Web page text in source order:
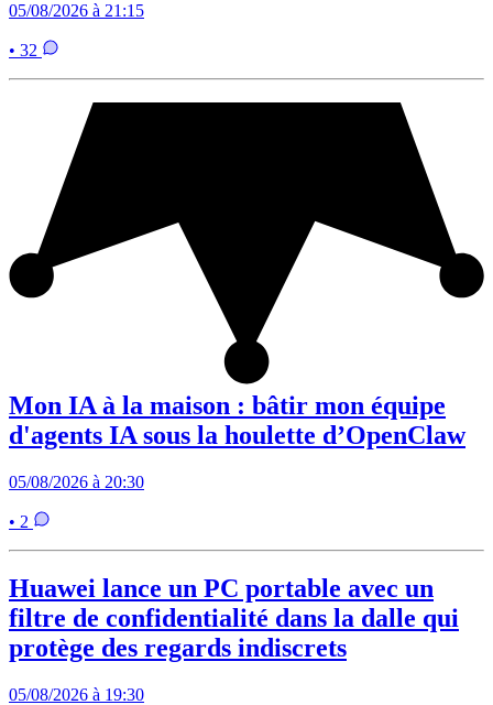
05/08/2026 à 21:15
• 32
Mon IA à la maison : bâtir mon équipe
d'agents IA sous la houlette d’OpenClaw
05/08/2026 à 20:30
• 2
Huawei lance un PC portable avec un
filtre de confidentialité dans la dalle qui
protège des regards indiscrets
05/08/2026 à 19:30